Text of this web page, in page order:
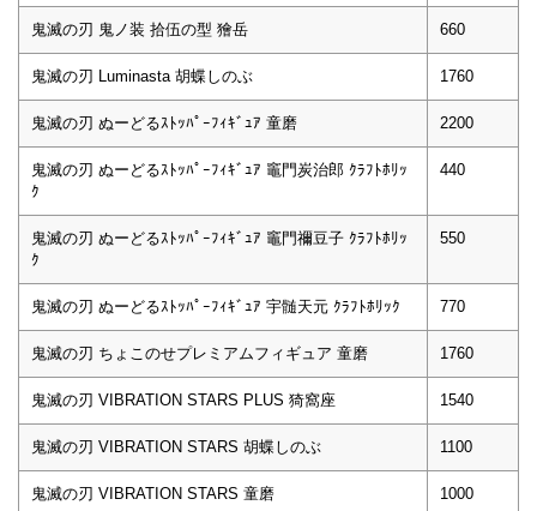
鬼滅の刃 鬼ノ装 拾伍の型 獪岳 660
鬼滅の刃 Luminasta 胡蝶しのぶ 1760
鬼滅の刃 ぬーどるｽﾄｯﾊﾟｰﾌｨｷﾞｭｱ 童磨 2200
鬼滅の刃 ぬーどるｽﾄｯﾊﾟｰﾌｨｷﾞｭｱ 竈門炭治郎 ｸﾗﾌﾄﾎﾘｯ
ｸ
440
鬼滅の刃 ぬーどるｽﾄｯﾊﾟｰﾌｨｷﾞｭｱ 竈門禰豆子 ｸﾗﾌﾄﾎﾘｯ
ｸ
550
鬼滅の刃 ぬーどるｽﾄｯﾊﾟｰﾌｨｷﾞｭｱ 宇髄天元 ｸﾗﾌﾄﾎﾘｯｸ 770
鬼滅の刃 ちょこのせプレミアムフィギュア 童磨 1760
鬼滅の刃 VIBRATION STARS PLUS 猗窩座 1540
鬼滅の刃 VIBRATION STARS 胡蝶しのぶ 1100
鬼滅の刃 VIBRATION STARS 童磨 1000